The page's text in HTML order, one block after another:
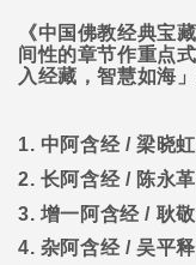
《中国佛教经典宝
间性的章节作重点
入经藏，智慧如海」
1. 中阿含经/梁晓
2. 长阿含经/ 陈永
3. 增一阿含经/ 耿
4. 杂阿含经/吴平